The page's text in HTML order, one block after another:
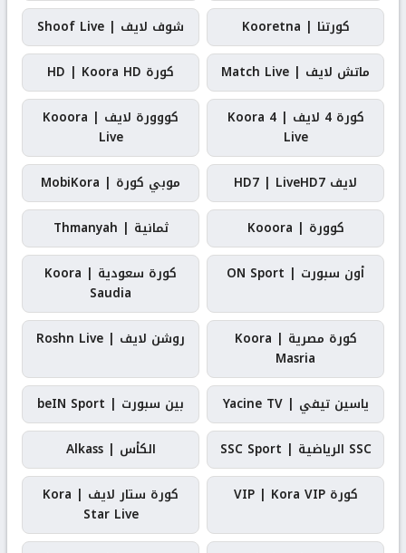
كورتنا | Kooretna
شوف لايف | Shoof Live
ماتش لايف | Match Live
كورة HD | Koora HD
كورة 4 لايف | Koora 4
Live
كووورة لايف | Kooora
Live
لايف HD7 | LiveHD7
موبي كورة | MobiKora
كوورة | Kooora
ثمانية | Thmanyah
أون سبورت | ON Sport
كورة سعودية | Koora
Saudia
كورة مصرية | Koora
Masria
روشن لايف | Roshn Live
ياسين تيفي | Yacine TV
بين سبورت | beIN Sport
SSC الرياضية | SSC Sport
الكأس | Alkass
كورة VIP | Kora VIP
كورة ستار لايف | Kora
Star Live